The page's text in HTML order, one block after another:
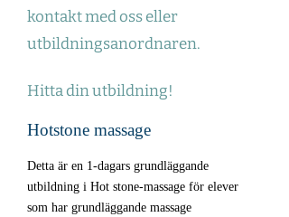
kontakt med oss eller
utbildningsanordnaren.
Hitta din utbildning!
Hotstone massage
Detta är en 1-dagars grundläggande
utbildning i Hot stone-massage för elever
som har grundläggande massage